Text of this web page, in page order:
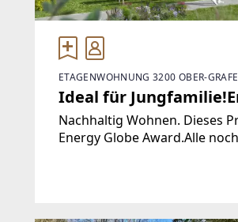
ETAGENWOHNUNG 3200 OBER-
Ideal für
Nachhaltig Wohnen. Dieses
Energy Globe Award.Alle